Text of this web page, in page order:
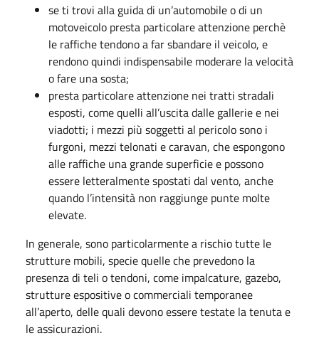
se ti trovi alla guida di un’automobile o di un
motoveicolo presta particolare attenzione perchè
le raffiche tendono a far sbandare il veicolo, e
rendono quindi indispensabile moderare la velocità
o fare una sosta;
presta particolare attenzione nei tratti stradali
esposti, come quelli all’uscita dalle gallerie e nei
viadotti; i mezzi più soggetti al pericolo sono i
furgoni, mezzi telonati e caravan, che espongono
alle raffiche una grande superficie e possono
essere letteralmente spostati dal vento, anche
quando l’intensità non raggiunge punte molte
elevate.
In generale, sono particolarmente a rischio tutte le
strutture mobili, specie quelle che prevedono la
presenza di teli o tendoni, come impalcature, gazebo,
strutture espositive o commerciali temporanee
all’aperto, delle quali devono essere testate la tenuta e
le assicurazioni.